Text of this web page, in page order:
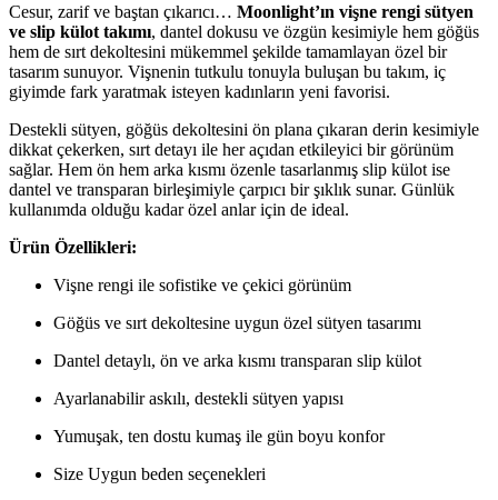
Cesur, zarif ve baştan çıkarıcı… Moonlight’ın vişne rengi sütyen
ve slip külot takımı, dantel dokusu ve özgün kesimiyle hem göğüs
hem de sırt dekoltesini mükemmel şekilde tamamlayan özel bir
tasarım sunuyor. Vişnenin tutkulu tonuyla buluşan bu takım, iç
giyimde fark yaratmak isteyen kadınların yeni favorisi.
Destekli sütyen, göğüs dekoltesini ön plana çıkaran derin kesimiyle
dikkat çekerken, sırt detayı ile her açıdan etkileyici bir görünüm
sağlar. Hem ön hem arka kısmı özenle tasarlanmış slip külot ise
dantel ve transparan birleşimiyle çarpıcı bir şıklık sunar. Günlük
kullanımda olduğu kadar özel anlar için de ideal.
Ürün Özellikleri:
Vişne rengi ile sofistike ve çekici görünüm
Göğüs ve sırt dekoltesine uygun özel sütyen tasarımı
Dantel detaylı, ön ve arka kısmı transparan slip külot
Ayarlanabilir askılı, destekli sütyen yapısı
Yumuşak, ten dostu kumaş ile gün boyu konfor
Size Uygun beden seçenekleri